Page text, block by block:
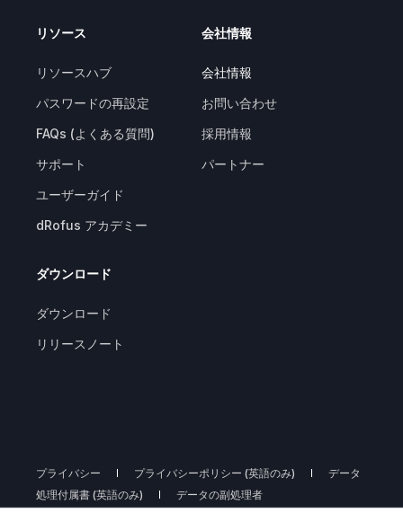
リソース
リソースハブ
パスワードの再設定
FAQs (よくある質問)
サポート
ユーザーガイド
dRofus アカデミー
会社情報
会社情報
お問い合わせ
採用情報
パートナー
ダウンロード
ダウンロード
リリースノート
プライバシー プライバシーポリシー (英語のみ)
データ
処理付属書 (英語のみ)
データの副処理者